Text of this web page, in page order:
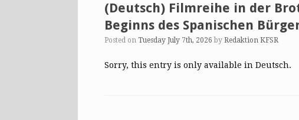
(Deutsch) Filmreihe in der
Beginns des Spanischen
Posted on Tuesday July 7th, 2026 by Redaktion KFSR
Sorry, this entry is only available in Deutsch.